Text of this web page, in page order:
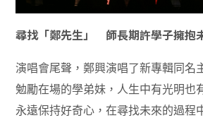
尋找「鄭先生」 師長期許學子擁抱
演唱會尾聲，鄭興演唱了新專輯同名
勉勵在場的學弟妹，人生中有光明也
永遠保持好奇心，在尋找未來的過程